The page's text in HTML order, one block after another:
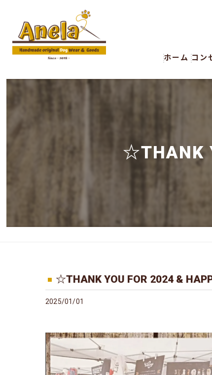
ホーム コン
☆THANK
☆THANK YOU FOR 2024 &
2025/01/01